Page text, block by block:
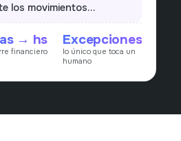
los movimientos
de tarjetas
explica cada
solo las excepciones para
→ hs
financiero
Excepciones
lo único que toca un
humano